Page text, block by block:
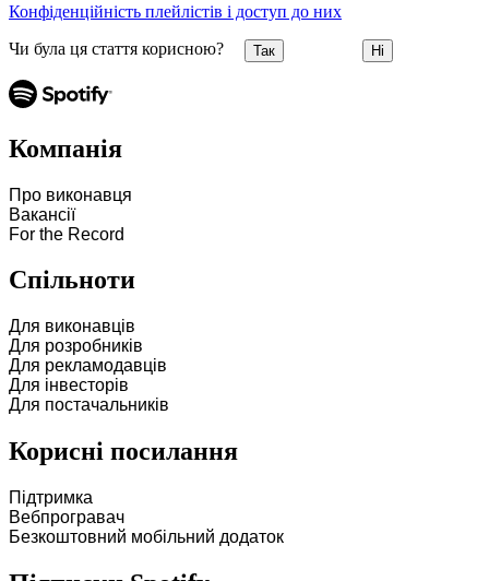
Конфіденційність плейлістів і доступ до них
Чи була ця стаття корисною? Так Ні
Компанія
Про виконавця
Вакансії
For the Record
Спільноти
Для виконавців
Для розробників
Для рекламодавців
Для інвесторів
Для постачальників
Корисні посилання
Підтримка
Вебпрогравач
Безкоштовний мобільний додаток